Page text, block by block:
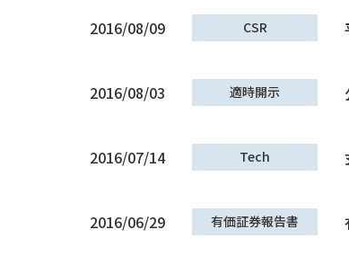
2016/08/09 CSR
2016/08/03 適時開示
2016/07/14 Tech
2016/06/29 有価証券報告書